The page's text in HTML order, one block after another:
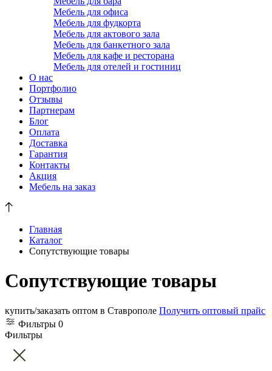
Мебель для офиса
Мебель для фудкорта
Мебель для актового зала
Мебель для банкетного зала
Мебель для кафе и ресторана
Мебель для отелей и гостиниц
О нас
Портфолио
Отзывы
Партнерам
Блог
Оплата
Доставка
Гарантия
Контакты
Акция
Мебель на заказ
Главная
Каталог
Сопутствующие товары
Сопутствующие товары
купить/заказать оптом в Ставрополе Получить оптовый прайс
Фильтры 0
Фильтры